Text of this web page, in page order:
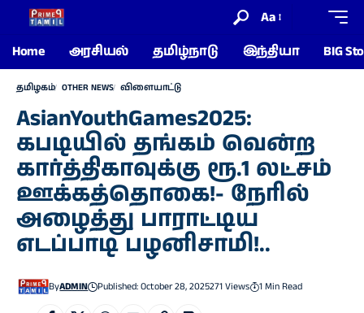
Aa
Home
அரசியல் தமிழ்நாடு இந்தியா BIG
தமிழகம் OTHER NEWS விளையாட்டு
AsianYouthGames2025:
கபடியில் தங்கம் வென்ற
கார்த்திகாவுக்கு ரூ.1 லட்சம்
ஊக்கத்தொகை!- நேரில்
அழைத்து பாராட்டிய
எடப்பாடி பழனிசாமி!..
ByADMIN Published: October 28, 2025271 Views 1 Min Read